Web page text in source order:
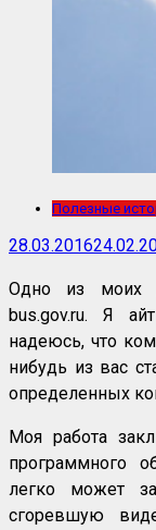
Полезные
28.03.2016
Одно из моих
bus.gov.ru. Я
надеюсь, что
нибудь из вас
определенных
Моя работа
программного
легко может
сгоревшую